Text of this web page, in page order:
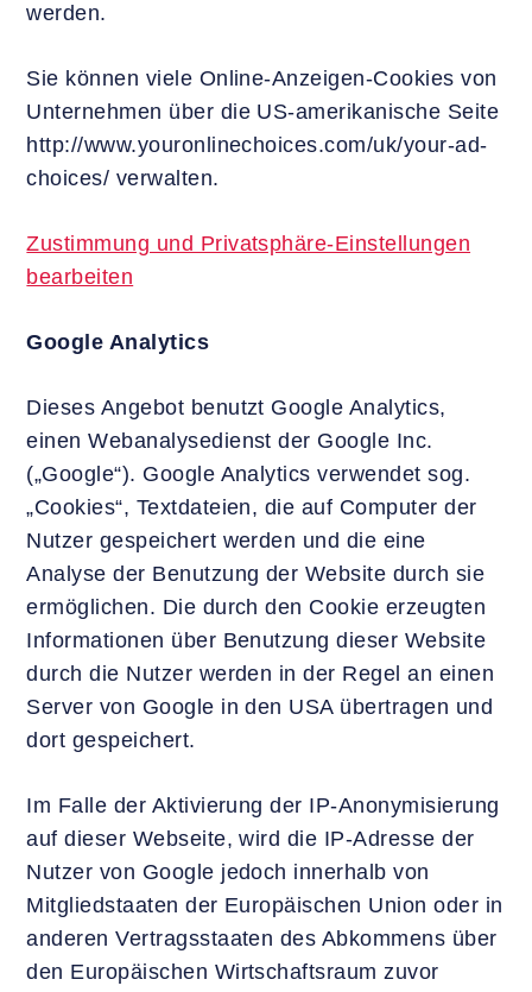
werden.
Sie können viele Online-Anzeigen-Cookies von
Unternehmen über die US-amerikanische Seite
http://www.youronlinechoices.com/uk/your-ad-
choices/ verwalten.
Zustimmung und Privatsphäre-Einstellungen
bearbeiten
Google Analytics
Dieses Angebot benutzt Google Analytics,
einen Webanalysedienst der Google Inc.
(„Google“). Google Analytics verwendet sog.
„Cookies“, Textdateien, die auf Computer der
Nutzer gespeichert werden und die eine
Analyse der Benutzung der Website durch sie
ermöglichen. Die durch den Cookie erzeugten
Informationen über Benutzung dieser Website
durch die Nutzer werden in der Regel an einen
Server von Google in den USA übertragen und
dort gespeichert.
Im Falle der Aktivierung der IP-Anonymisierung
auf dieser Webseite, wird die IP-Adresse der
Nutzer von Google jedoch innerhalb von
Mitgliedstaaten der Europäischen Union oder in
anderen Vertragsstaaten des Abkommens über
den Europäischen Wirtschaftsraum zuvor